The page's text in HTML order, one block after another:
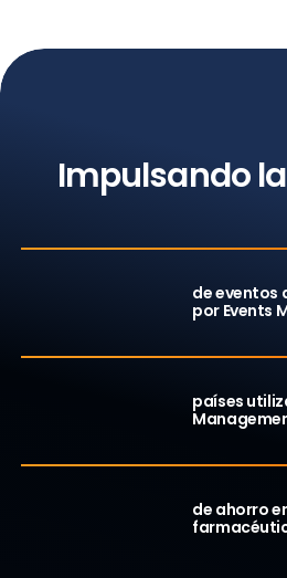
Impulsando
de eventos
por Events
países
de ahorro